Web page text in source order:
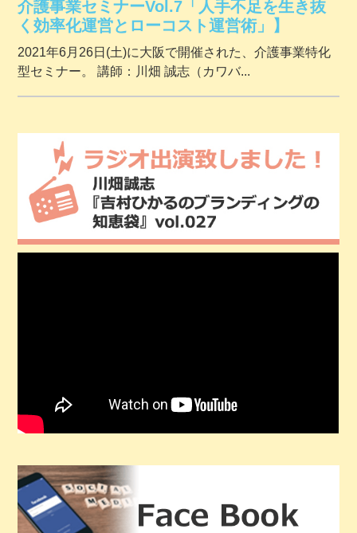
介護事業セミナーVol.7「人手不足を生き抜
く効率化運営とローコスト運営術」】
2021年6月26日(土)に大阪で開催された、介護事業特化
型セミナー。 講師：川畑 誠志（カワバ...